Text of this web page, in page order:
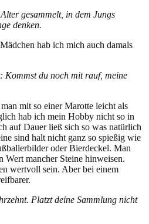
gesammelt, in dem Jungs
denken.
hab ich mich auch damals
Kommst du noch mit rauf, meine
mit so einer Marotte leicht als
hab ich mein Hobby nicht so in
auf Dauer ließ sich so was natürlich
sind halt nicht ganz so spießig wie
oder Bierdeckel. Man
Wert mancher Steine hinweisen.
wertvoll sein. Aber bei einem
Platzt deine Sammlung nicht